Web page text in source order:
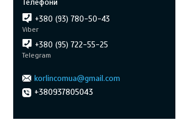
+380 (93) 780-50-43
Viber
+380 (95) 722-55-25
Telegram
korlincomua@gmail.com
+380937805043